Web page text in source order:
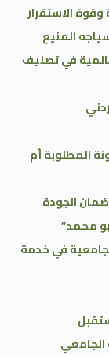
الاستقرار
المنيع
في تصنيف
المطلوبة أم
الجودة
محمد”
في خدمة
الجامعي